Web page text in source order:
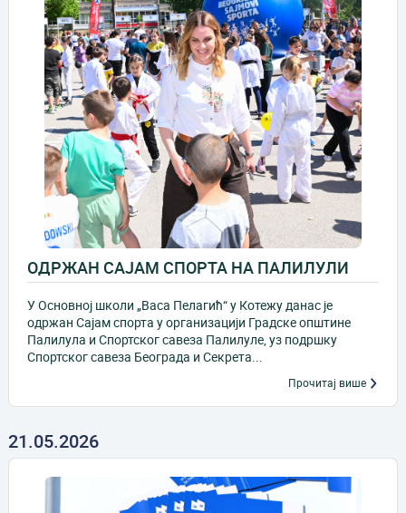
ОДРЖАН САЈАМ СПОРТА НА ПАЛИЛУЛИ
У Основној школи „Васа Пелагић“ у Котежу данас је
одржан Сајам спорта у организацији Градске општине
Палилула и Спортског савеза Палилуле, уз подршку
Спортског савеза Београда и Секрета...
Прочитај више
21.05.2026